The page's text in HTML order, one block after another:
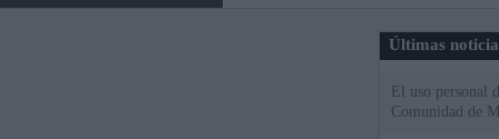
Últimas
El uso personal
Comunidad de